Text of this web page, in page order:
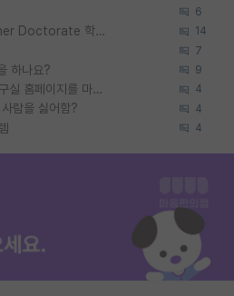
6
우리나라도 학구 열풍보면 Higher Doctorate 학위가 필요하다고 봅니다. 14
7
하나요? 9
카이스트 교수님들 중에서도 연구실 홈페이지를 마련 안 하신 분들이 계시던데 4
람을 싫어함? 4
4